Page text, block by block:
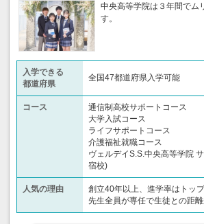
中央高等学院は３年間でム
す。
入学できる
都道府県
全国47都道府県入学可能
コース
通信制高校サポートコース
大学入試コース
ライフサポートコース
介護福祉就職コース
ヴェルデイS.S.中央高等学院
宿校)
人気の理由
創立40年以上、進学率はトップ
先生全員が専任で生徒との距